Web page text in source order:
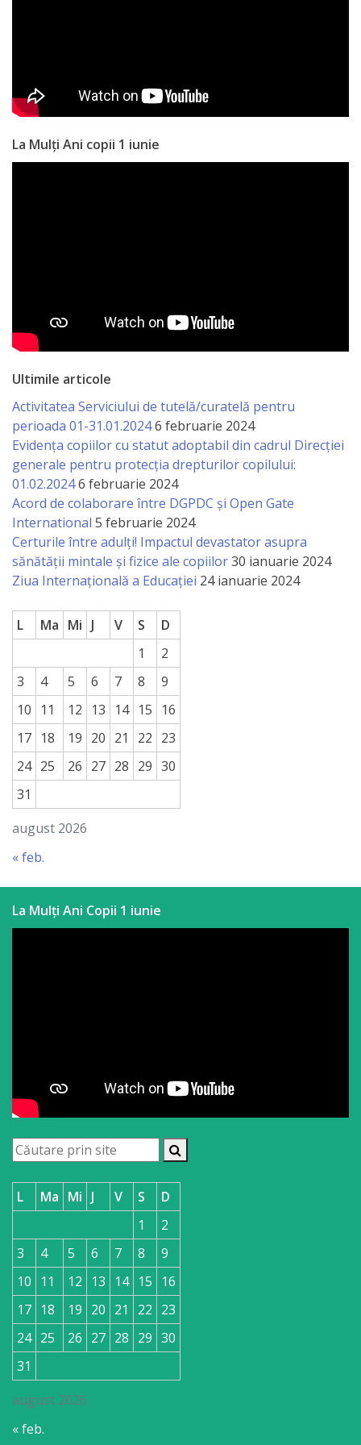
Contacte
La Mulți Ani copii 1 iunie
Ultimile articole
Activitatea Serviciului de tutelă/curatelă pentru
perioada 01-31.01.20246 februarie 2024
Evidența copiilor cu statut adoptabil din cadrul Direcției
generale pentru protecția drepturilor copilului:
01.02.20246 februarie 2024
Acord de colaborare între DGPDC și Open Gate
International 5 februarie 2024
Certurile între adulți! Impactul devastator asupra
sănătății mintale și fizice ale copiilor30 ianuarie 2024
Ziua Internațională a Educației 24 ianuarie 2024
august 2026
L Ma Mi J V S
D
1
2
3
4 5 6 7 8
9
10
11 12 13 14 15
16
17 18 19 20 21 22 23
24 25 26 27 28 29 30
31
« feb.
La Mulți Ani Copii 1 iunie
august 2026
L Ma Mi J V S
D
1
2
3
4 5 6 7 8
9
10
11 12 13 14 15
16
17 18 19 20 21 22 23
24 25 26 27 28 29 30
31
« feb.